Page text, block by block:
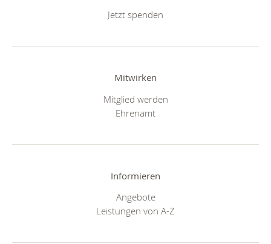
Jetzt spenden
Mitwirken
Mitglied werden
Ehrenamt
Informieren
Angebote
Leistungen von A-Z